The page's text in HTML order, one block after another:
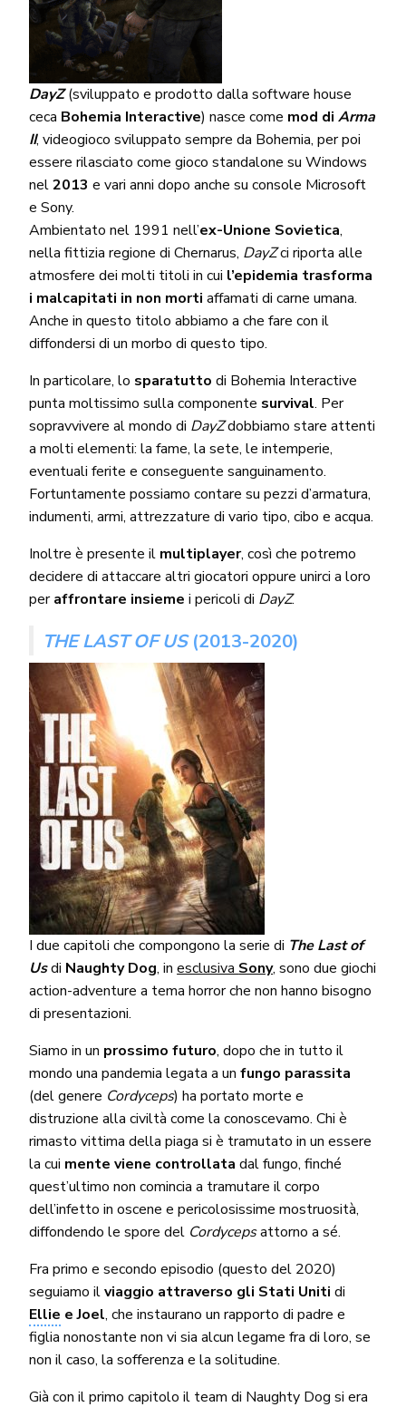
DayZ(sviluppato e prodotto dalla software house
ceca Bohemia Interactive) nasce come mod diArma
II, videogioco sviluppato sempre da Bohemia, per poi
essere rilasciato come gioco standalone su Windows
nel2013 e vari anni dopo anche su console Microsoft
e Sony.
Ambientato nel 1991 nell’ex-Unione Sovietica,
nella fittizia regione di Chernarus, DayZci riporta alle
atmosfere dei molti titoli in cui l’epidemia trasforma
i malcapitati in non mortiaffamati di carne umana.
Anche in questo titolo abbiamo a che fare con il
diffondersi di un morbo di questo tipo.
In particolare, lo sparatuttodi Bohemia Interactive
punta moltissimo sulla componente survival. Per
sopravvivere al mondo di DayZdobbiamo stare attenti
a molti elementi: la fame, la sete, le intemperie,
eventuali ferite e conseguente sanguinamento.
Fortuntamente possiamo contare su pezzi d’armatura,
indumenti, armi, attrezzature di vario tipo, cibo e acqua.
Inoltre è presente il multiplayer, così che potremo
decidere di attaccare altri giocatori oppure unirci a loro
peraffrontare insiemei pericoli di DayZ.
THE LAST OF US(2013-2020)
I due capitoli che compongono la serie di The Last of
Usdi Naughty Dog, inesclusiva Sony, sono due giochi
action-adventure a tema horror che non hanno bisogno
di presentazioni.
Siamo in un prossimo futuro, dopo che in tutto il
mondo una pandemia legata a unfungo parassita
(del genere Cordyceps) ha portato morte e
distruzione alla civiltà come la conoscevamo. Chi è
rimasto vittima della piaga si è tramutato in un essere
la cui mente viene controllata dal fungo, finché
quest’ultimo non comincia a tramutare il corpo
dell’infetto in oscene e pericolosissime mostruosità,
diffondendo le spore del Cordycepsattorno a sé.
Fra primo e secondo episodio (questo del 2020)
seguiamo ilviaggio attraverso gli Stati Unitidi
Ellie e Joel, che instaurano un rapporto di padre e
figlia nonostante non vi sia alcun legame fra di loro, se
non il caso, la sofferenza e la solitudine.
Già con il primo capitolo il team di Naughty Dog si era